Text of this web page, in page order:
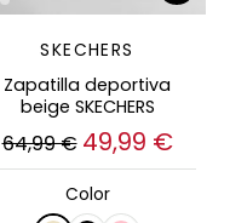
SKECHERS
Zapatilla deportiva
beige SKECHERS
64,99 € 49,99 €
Color